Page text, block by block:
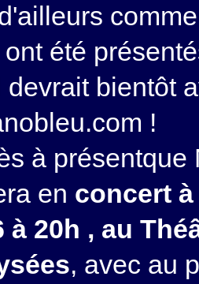
été
devrait bientôt
!
à présentque
en concert
à 20h , au
, avec au